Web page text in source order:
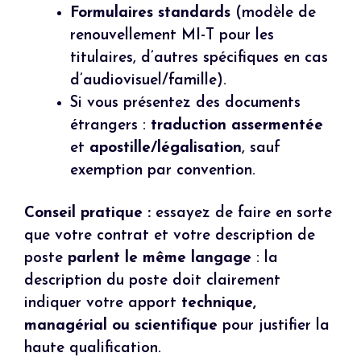
Formulaires standards (modèle de
renouvellement MI-T pour les
titulaires, d’autres spécifiques en cas
d’audiovisuel/famille).
Si vous présentez des documents
étrangers : traduction assermentée
et apostille/légalisation, sauf
exemption par convention.
Conseil pratique : essayez de faire en sorte
que votre contrat et votre description de
poste parlent le même langage : la
description du poste doit clairement
indiquer votre apport technique,
managérial ou scientifique pour justifier la
haute qualification.